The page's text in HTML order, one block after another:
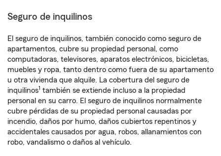
Seguro de inquilinos
El seguro de inquilinos, también conocido como seguro de
apartamentos, cubre su propiedad personal, como
computadoras, televisores, aparatos electrónicos, bicicletas,
muebles y ropa, tanto dentro como fuera de su apartamento
u otra vivienda que alquile. La cobertura del seguro de
inquilinos1 también se extiende incluso a la propiedad
personal en su carro. El seguro de inquilinos normalmente
cubre pérdidas de su propiedad personal causadas por
incendio, daños por humo, daños cubiertos repentinos y
accidentales causados por agua, robos, allanamientos con
robo, vandalismo o daños al vehículo.